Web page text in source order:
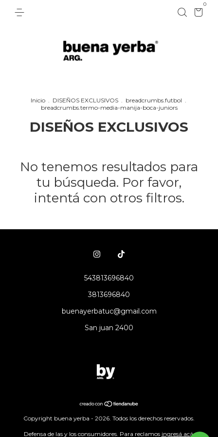
0
Inicio . DISEÑOS EXCLUSIVOS . breadcrumbs.futbol .
breadcrumbs.termo-media-manija-boca-juniors
DISEÑOS EXCLUSIVOS
No tenemos resultados para
tu búsqueda. Por favor,
intentá con otros filtros.
543813696840
3813696840
buenayerbatuc@gmail.com
San juan 2400
Copyright buena yerba - 2026. Todos los derechos reservados.
Defensa de las y los consumidores. Para reclamos ingresá acá.